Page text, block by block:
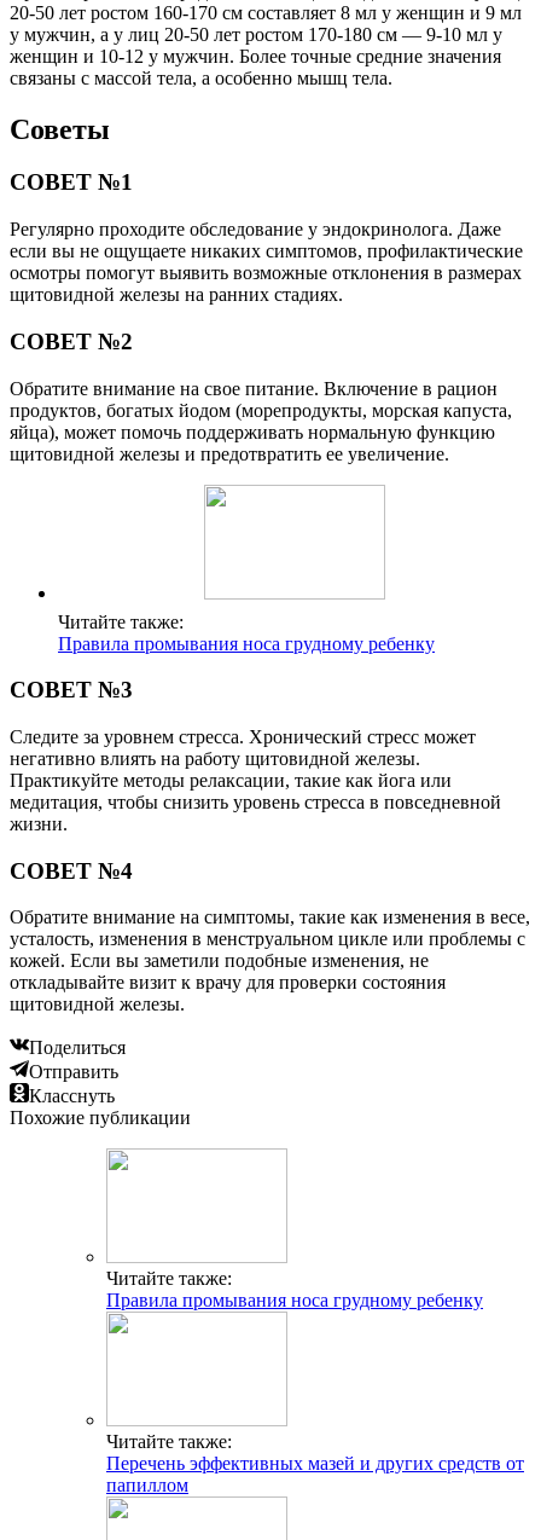
20-50 лет ростом 160-170 см составляет 8 мл у женщин и 9 мл
у мужчин, а у лиц 20-50 лет ростом 170-180 см ― 9-10 мл у
женщин и 10-12 у мужчин. Более точные средние значения
связаны с массой тела, а особенно мышц тела.
Советы
СОВЕТ №1
Регулярно проходите обследование у эндокринолога. Даже
если вы не ощущаете никаких симптомов, профилактические
осмотры помогут выявить возможные отклонения в размерах
щитовидной железы на ранних стадиях.
СОВЕТ №2
Обратите внимание на свое питание. Включение в рацион
продуктов, богатых йодом (морепродукты, морская капуста,
яйца), может помочь поддерживать нормальную функцию
щитовидной железы и предотвратить ее увеличение.
Читайте также:
Правила промывания носа грудному ребенку
СОВЕТ №3
Следите за уровнем стресса. Хронический стресс может
негативно влиять на работу щитовидной железы.
Практикуйте методы релаксации, такие как йога или
медитация, чтобы снизить уровень стресса в повседневной
жизни.
СОВЕТ №4
Обратите внимание на симптомы, такие как изменения в весе,
усталость, изменения в менструальном цикле или проблемы с
кожей. Если вы заметили подобные изменения, не
откладывайте визит к врачу для проверки состояния
щитовидной железы.
Поделиться
Отправить
Класснуть
Похожие публикации
Читайте также:
Правила промывания носа грудному ребенку
Читайте также:
Перечень эффективных мазей и других средств от
папиллом